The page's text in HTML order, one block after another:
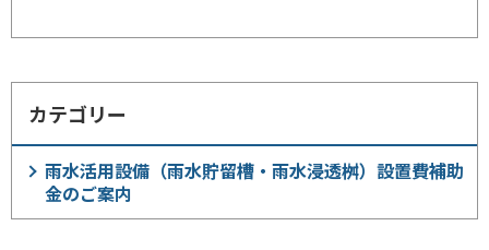
カテゴリー
雨水活用設備（雨水貯留槽・雨水浸透桝）設置費補助
金のご案内